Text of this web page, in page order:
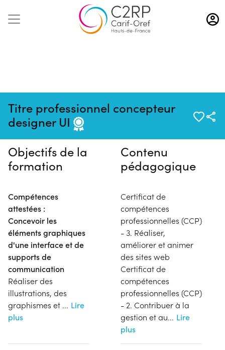
Aller
au
contenu
Titre professionnel concepteur
designer UI
Pas de session programmée en
ce moment
Objectifs de la
formation
Compétences
attestées :
Concevoir les
éléments graphiques
d'une interface et de
supports de
communication
Réaliser des
illustrations, des
graphismes et ... Lire
plus
Contenu
pédagogique
Certificat de
compétences
professionnelles (CCP)
- 3. Réaliser,
améliorer et animer
des sites web
Certificat de
compétences
professionnelles (CCP)
- 2. Contribuer à la
gestion et au... Lire
plus